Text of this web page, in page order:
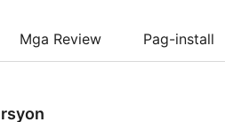
Mga Review Pag-install